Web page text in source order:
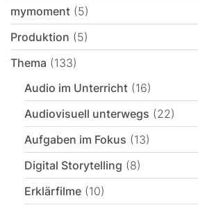
mymoment (5)
Produktion (5)
Thema (133)
Audio im Unterricht (16)
Audiovisuell unterwegs (22)
Aufgaben im Fokus (13)
Digital Storytelling (8)
Erklärfilme (10)